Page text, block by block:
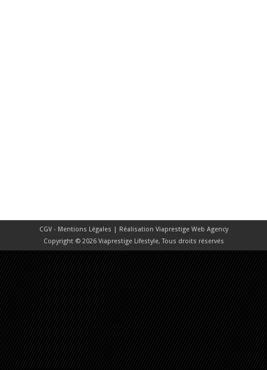
CGV - Mentions Légales | Réalisation Viaprestige Web Agency
Copyright © 2026 Viaprestige Lifestyle, Tous droits réservés